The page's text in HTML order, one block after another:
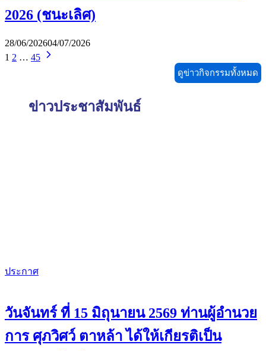
2026 (ชนะเลิศ)
28/06/202604/07/2026
1 2 … 45
ดูข่าวกิจกรรมทั้งหมด
ข่าวประชาสัมพันธ์
ประกาศ
วันจันทร์ ที่ 15 มิถุนายน 2569 ท่านผู้อำนวย
การ ศุภวิศว์ ตาหล้า ได้ให้เกียรติเป็น